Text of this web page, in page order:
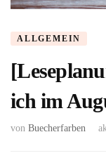
ALLGEMEIN
ich im
von Buecherfarben